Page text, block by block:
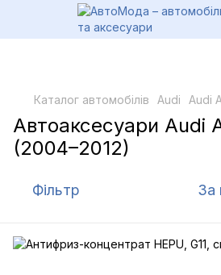
Каталог автомобілів Audi Audi
Автоаксесуари Audi
(2004–2012)
Фільтр За